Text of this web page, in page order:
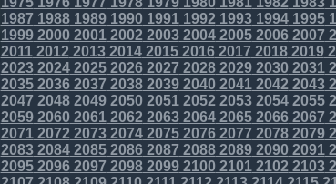
1987 19881989199019911992 199319941995
1999200020012002 20032004200520062007
20112012 20132014201520162017 20182019
20232024202520262027 2028202920302031
203520362037 20382039204020412042 2043
2047 20482049205020512052 205320542055
2059206020612062 20632064206520662067
20712072 20732074207520762077 20782079
20832084208520862087 2088208920902091
209520962097 20982099210021012102 2103